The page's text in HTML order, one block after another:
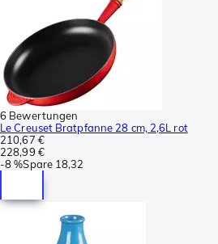
6 Bewertungen
Le Creuset Bratpfanne 28 cm, 2,6L rot
210,67 €
228,99 €
-8 %Spare 18,32